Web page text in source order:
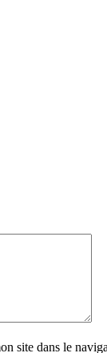
site dans le